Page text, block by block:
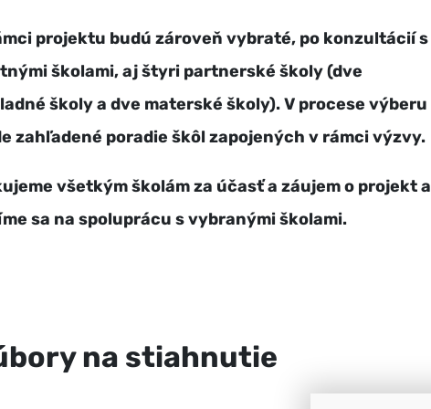
projektu budú zároveň vybraté, po konzultácií s
školami, aj štyri partnerské školy (dve
školy a dve materské školy). V procese výberu
zahľadené poradie škôl zapojených v rámci výzvy.
všetkým školám za účasť a záujem o projekt a
sa na spoluprácu s vybranými školami.
na stiahnutie